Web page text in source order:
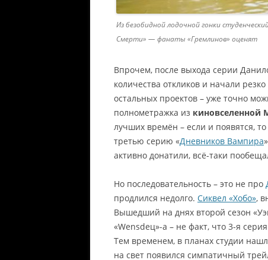
Из безобидной лодочной гонки
Смерти» — фанаты «Гремлинов» оценят
Впрочем, после выхода серии
количества откликов и начали
остальных проектов – уже точно
полнометражка из киновселенной
лучших времён – если и появятся,
третью серию «Дневников Вампира
активно донатили, всё-таки
Но последовательность – это не про
продлился недолго. Сиквел «Хобо»,
Вышедший на днях второй сезон
«Wensdeц»-а – не факт, что 3-я
Тем временем, в планах студии
на свет появился симпатичный